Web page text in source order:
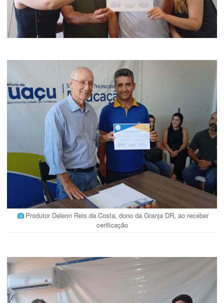
Produtor Deleon Reis da Costa, dono da Granja DR, ao receber
cerificação